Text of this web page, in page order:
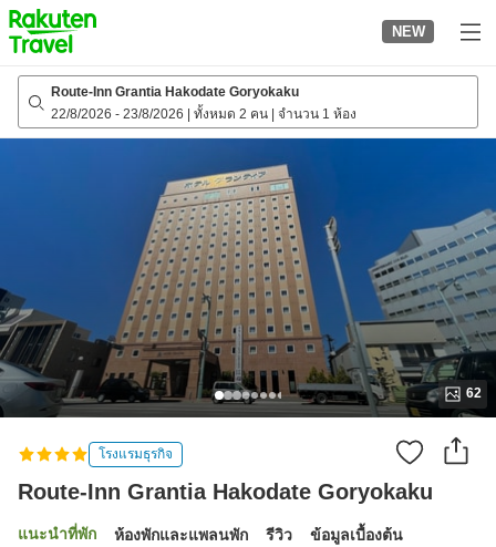
to
top
page
NEW
Route-Inn Grantia Hakodate Goryokaku
22/8/2026 - 23/8/2026 ทั้งหมด 2 คน จำนวน 1 ห้อง
62
โรงแรมธุรกิจ
Route-Inn Grantia Hakodate Goryokaku
แนะนำที่พัก ห้องพักและแพลนพัก รีวิว ข้อมูลเบื้องต้น